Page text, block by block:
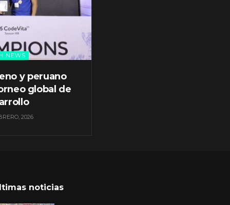
NEWS
y peruano
global de
2026
noticias